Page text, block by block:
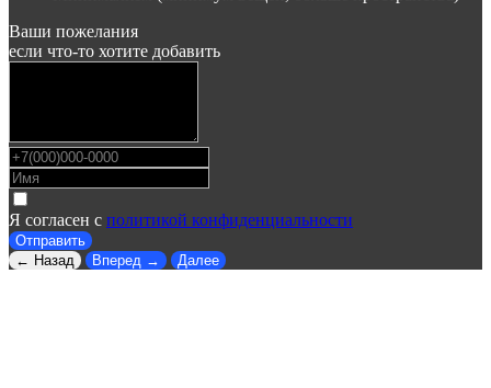
Ваши пожелания
если что-то хотите добавить
Я согласен с политикой конфиденциальности
Отправить
← Назад
Вперед → Далее